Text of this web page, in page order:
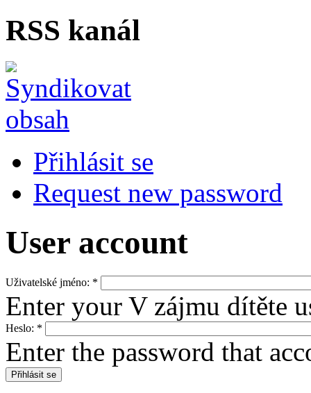
RSS kanál
Přihlásit se
Request new password
User account
Uživatelské jméno: *
Enter your V zájmu dítěte
Heslo: *
Enter the password that